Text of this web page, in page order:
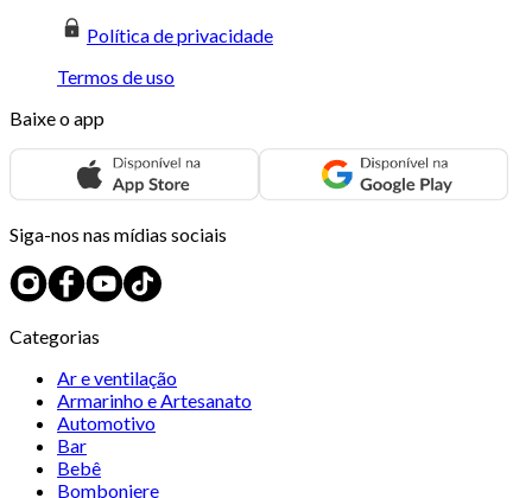
Política de privacidade
Termos de uso
Baixe o app
Siga-nos nas mídias sociais
Categorias
Ar e ventilação
Armarinho e Artesanato
Automotivo
Bar
Bebê
Bomboniere